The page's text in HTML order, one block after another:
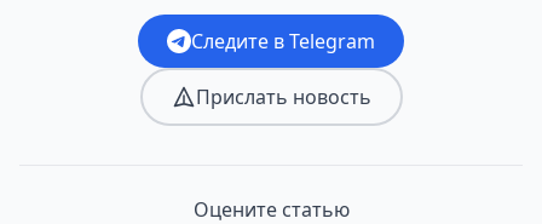
Следите в Telegram
Прислать новость
Оцените статью